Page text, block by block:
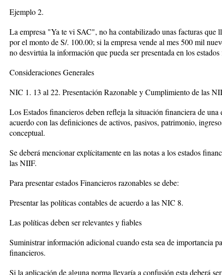
Ejemplo 2.
La empresa "Ya te vi SAC", no ha contabilizado unas facturas que
por el monto de S/. 100.00; si la empresa vende al mes 500 mil
no desvirtúa la información que pueda ser presentada en los
Consideraciones Generales
NIC 1. 13 al 22. Presentación Razonable y Cumplimiento de las
Los Estados financieros deben refleja la situación financiera de una
acuerdo con las definiciones de activos, pasivos, patrimonio,
conceptual.
Se deberá mencionar explícitamente en las notas a los estados
las NIIF.
Para presentar estados Financieros razonables se debe:
Presentar las políticas contables de acuerdo a las NIC 8.
Las políticas deben ser relevantes y fiables
Suministrar información adicional cuando esta sea de importancia
financieros.
Si la aplicación de alguna norma llevaría a confusión esta deberá